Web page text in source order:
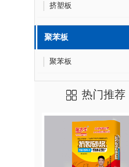
挤塑板
聚苯板
聚苯板
热门推荐